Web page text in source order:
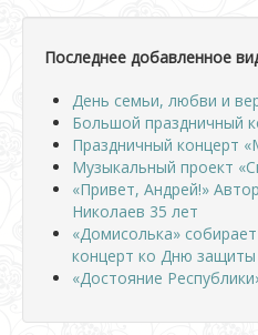
Последнее добавленное
День семьи, любви и
Большой праздничный
Праздничный концерт
Музыкальный проект
«Привет, Андрей!»
Николаев 35 лет
«Домисолька»
концерт ко Дню защиты
«Достояние